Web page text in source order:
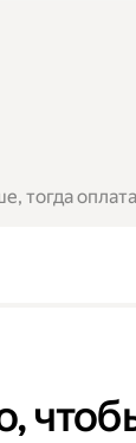
тогда